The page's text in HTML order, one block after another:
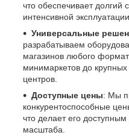
что обеспечивает долгий
интенсивной
Универсальные
разрабатываем
магазинов любого
минимаркетов до
центров.
Доступные цены: Мы
конкурентоспособные
что делает его
масштаба.